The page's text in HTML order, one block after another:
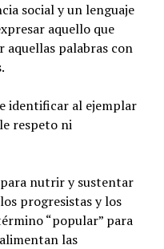
social y un lenguaje
aquello que
aquellas palabras con
identificar al ejemplar
respeto ni
nutrir y sustentar
progresistas y los
“popular” para
las